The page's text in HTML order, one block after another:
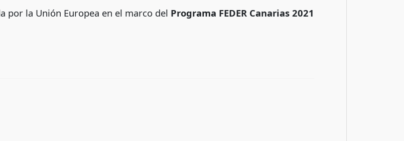
por la Unión Europea en el marco del Programa FEDER Canarias 2021